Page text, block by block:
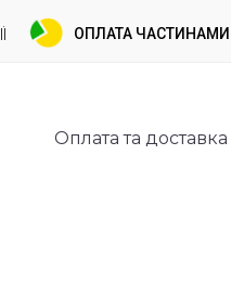
Оплата та доставка
ОПЛАТА ЧАСТИНАМИ